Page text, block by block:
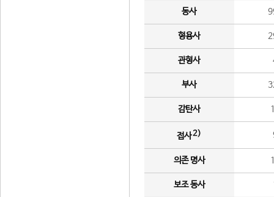
동사
형용사
관형사
부사
감탄사
접사2)
의존 명사
보조 동사